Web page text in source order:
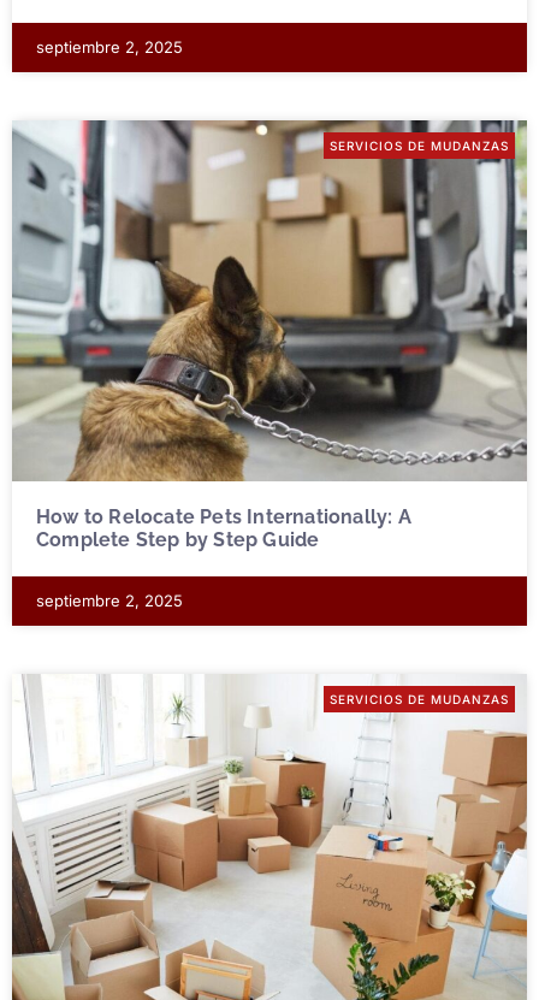
septiembre 2, 2025
SERVICIOS DE MUDANZAS
How to Relocate Pets Internationally: A
Complete Step by Step Guide
septiembre 2, 2025
SERVICIOS DE MUDANZAS